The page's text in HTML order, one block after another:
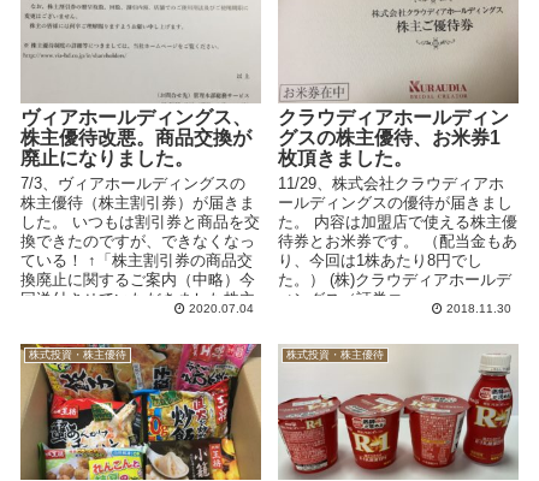
ヴィアホールディングス、
株主優待改悪。商品交換が
廃止になりました。
7/3、ヴィアホールディングスの
株主優待（株主割引券）が届きま
した。 いつもは割引券と商品を交
換できたのですが、できなくなっ
ている！ ↑「株主割引券の商品交
換廃止に関するご案内（中略）今
回送付させていただきました株主
2020.07.04
クラウディアホールディン
グスの株主優待、お米券1
枚頂きました。
11/29、株式会社クラウディアホ
ールディングスの優待が届きまし
た。 内容は加盟店で使える株主優
待券とお米券です。 （配当金もあ
り、今回は1株あたり8円でし
た。） (株)クラウディアホールデ
ィングス（証券コ...
2018.11.30
株式投資・株主優待 株式投資・株主優待